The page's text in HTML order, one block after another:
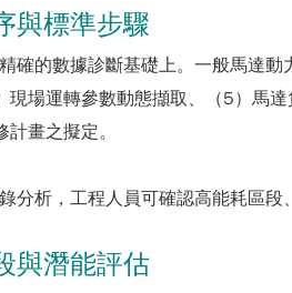
與標準步驟
確的數據診斷基礎上。一般馬達
現場運轉參數動態擷取、（5）馬
計畫之擬定。
分析，工程人員可確認高能耗區
與潛能評估